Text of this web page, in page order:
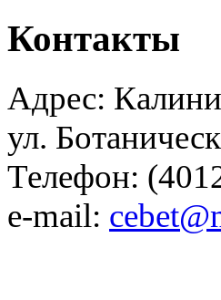
Контакты
Адрес:
ул.
Телефон:
e-mail: